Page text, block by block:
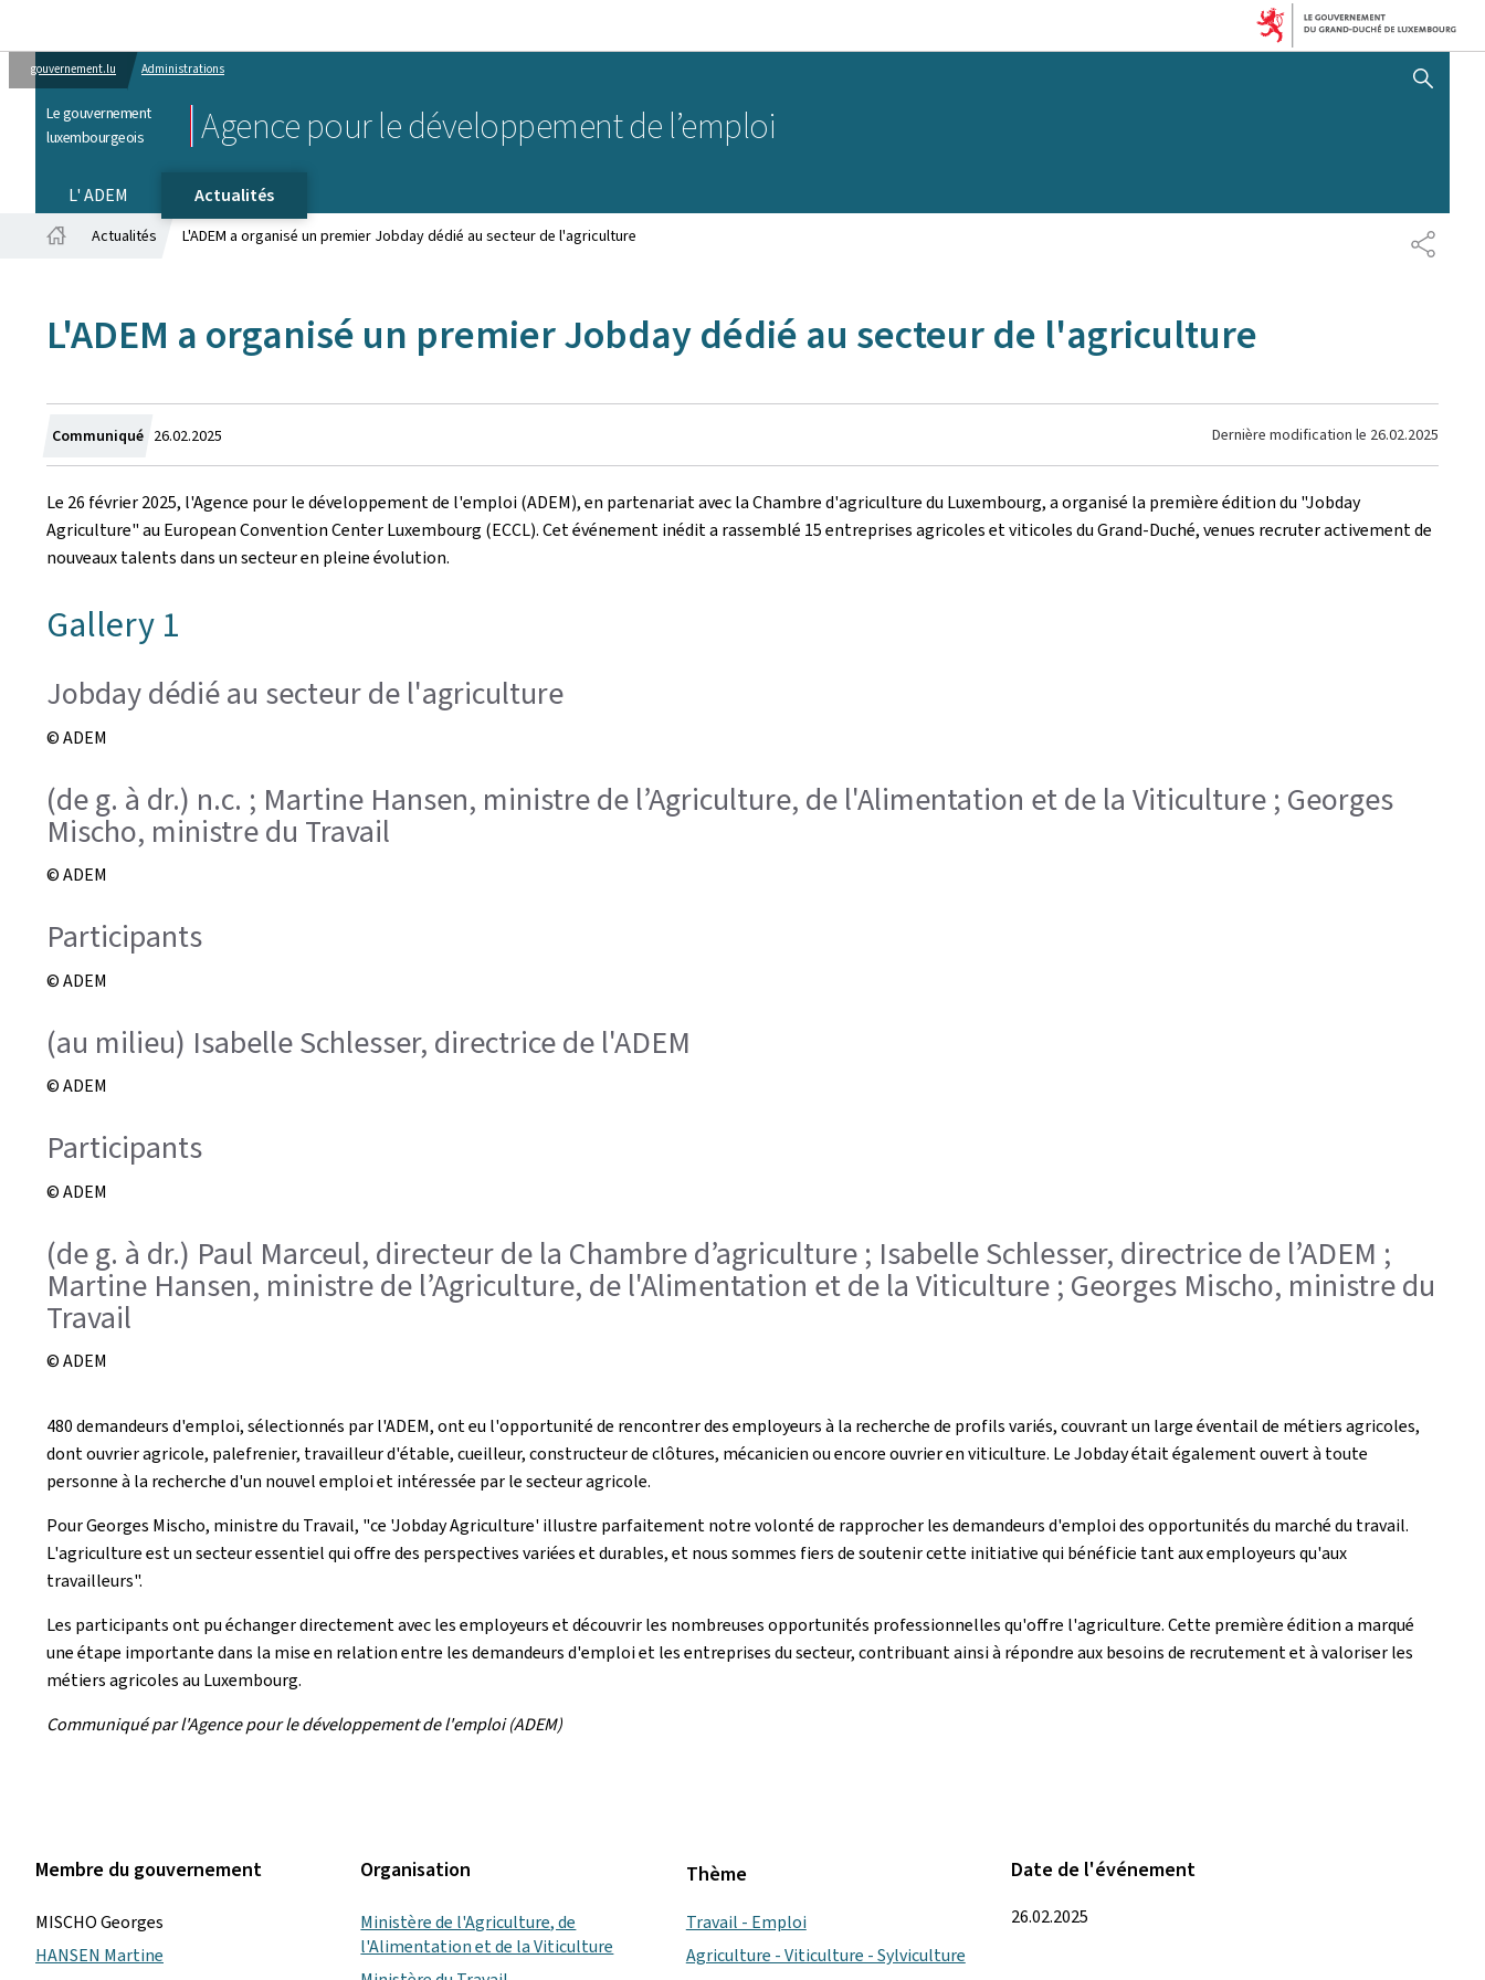
gouvernement.lu Administrations
Le gouvernement
luxembourgeois
Agence pour le développement de l’emploi
AFFICHER / MASQUER
L' ADEM
Actualités
Actualités L'ADEM a organisé un premier Jobday dédié au secteur de l'agriculture
L'ADEM a organisé un premier Jobday dédié au secteur de l'agriculture
Communiqué Crée
le
26.02.2025 Dernière modification le 26.02.2025
Le 26 février 2025, l'Agence pour le développement de l'emploi (ADEM), en partenariat avec la Chambre d'agriculture du Luxembourg, a organisé la première édition du "Jobday
Agriculture" au European Convention Center Luxembourg (ECCL). Cet événement inédit a rassemblé 15 entreprises agricoles et viticoles du Grand-Duché, venues recruter activement de
nouveaux talents dans un secteur en pleine évolution.
Gallery 1
Jobday dédié au secteur de l'agriculture
© ADEM
(de g. à dr.) n.c. ; Martine Hansen, ministre de l’Agriculture, de l'Alimentation et de la Viticulture ; Georges
Mischo, ministre du Travail
© ADEM
Participants
© ADEM
(au milieu) Isabelle Schlesser, directrice de l'ADEM
© ADEM
Participants
© ADEM
(de g. à dr.) Paul Marceul, directeur de la Chambre d’agriculture ; Isabelle Schlesser, directrice de l’ADEM ;
Martine Hansen, ministre de l’Agriculture, de l'Alimentation et de la Viticulture ; Georges Mischo, ministre du
Travail
© ADEM
480 demandeurs d'emploi, sélectionnés par l'ADEM, ont eu l'opportunité de rencontrer des employeurs à la recherche de profils variés, couvrant un large éventail de métiers agricoles,
dont ouvrier agricole, palefrenier, travailleur d'étable, cueilleur, constructeur de clôtures, mécanicien ou encore ouvrier en viticulture. Le Jobday était également ouvert à toute
personne à la recherche d'un nouvel emploi et intéressée par le secteur agricole.
Pour Georges Mischo, ministre du Travail, "ce 'Jobday Agriculture' illustre parfaitement notre volonté de rapprocher les demandeurs d'emploi des opportunités du marché du travail.
L'agriculture est un secteur essentiel qui offre des perspectives variées et durables, et nous sommes fiers de soutenir cette initiative qui bénéficie tant aux employeurs qu'aux
travailleurs".
Les participants ont pu échanger directement avec les employeurs et découvrir les nombreuses opportunités professionnelles qu'offre l'agriculture. Cette première édition a marqué
une étape importante dans la mise en relation entre les demandeurs d'emploi et les entreprises du secteur, contribuant ainsi à répondre aux besoins de recrutement et à valoriser les
métiers agricoles au Luxembourg.
Communiqué par l'Agence pour le développement de l'emploi (ADEM)
Membre du gouvernement
MISCHO Georges
HANSEN Martine
Organisation
Ministère de l'Agriculture, de
l'Alimentation et de la Viticulture
Thème
Travail - Emploi
Agriculture - Viticulture - Sylviculture
Date de l'événement
26.02.2025